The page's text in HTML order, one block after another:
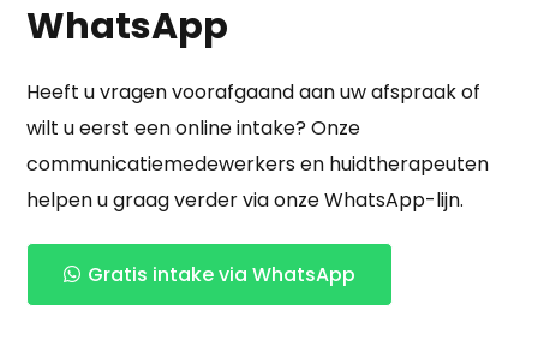
WhatsApp
Heeft u vragen voorafgaand aan uw afspraak of
wilt u eerst een online intake? Onze
communicatiemedewerkers en huidtherapeuten
helpen u graag verder via onze WhatsApp-lijn.
Gratis intake via WhatsApp